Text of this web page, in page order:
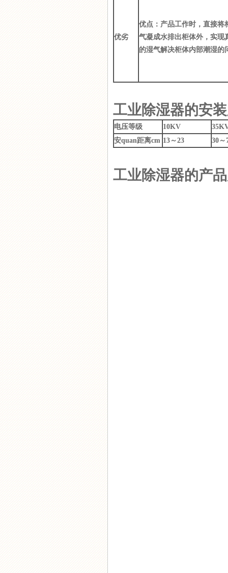
优劣
优点：产品工作时，直接将
气凝成水排出柜体外，实现
的湿气解决柜体内部潮湿的
工业除湿器的安
电压等级 10KV
安quan距离cm 13～23 30～
工业除湿器的产